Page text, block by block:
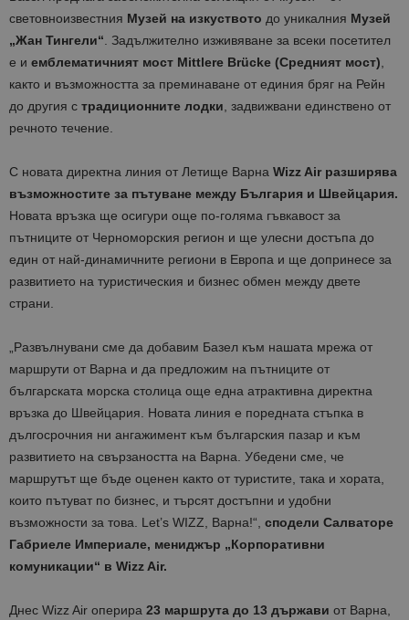
световноизвестния Музей на изкуството до уникалния Музей
„Жан Тингели“ . Задължително изживяване за всеки посетител
е и емблематичният мост Mittlere Brücke (Средният мост)
както и възможността за преминаване от единия бряг на Рейн
до другия с традиционните лодки , задвижвани единствено от
речното течение.
С новата директна линия от Летище Варна Wizz Air разширява
възможностите за пътуване между България и Швейцария.
Новата връзка ще осигури още по-голяма гъвкавост за
пътниците от Черноморския регион и ще улесни достъпа до
един от най-динамичните региони в Европа и ще допринесе за
развитието на туристическия и бизнес обмен между двете
страни.
„Развълнувани сме да добавим Базел към нашата мрежа от
маршрути от Варна и да предложим на пътниците от
българската морска столица още една атрактивна директна
връзка до Швейцария. Новата линия е поредната стъпка в
дългосрочния ни ангажимент към българския пазар и към
развитието на свързаността на Варна. Убедени сме, че
маршрутът ще бъде оценен както от туристите, така и хората,
които пътуват по бизнес, и търсят достъпни и удобни
възможности за това. Let’s WIZZ, Варна!“, сподели Салваторе
Габриеле Империале, мениджър „Корпоративни
комуникации“ в Wizz Air.
Днес Wizz Air оперира 23 маршрута до 13 държави от Варна,